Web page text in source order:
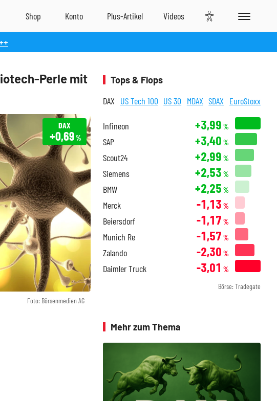
Perle mit
Foto: Börsenmedien AG
DAX
+0,69%
Tops & Flops
DAX US Tech 100 US 30 MDAX SDAX EuroStoxx
Infineon +3,99 %
SAP +3,40 %
Scout24 +2,99 %
Siemens +2,53 %
BMW +2,25 %
Merck -1,13 %
Beiersdorf -1,17 %
Munich Re -1,57 %
Zalando -2,30 %
Daimler Truck -3,01 %
Börse: Tradegate
Mehr zum Thema